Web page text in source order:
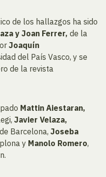
de los hallazgos ha sido
y Joan Ferrer, de la
Joaquín
del País Vasco, y se
de la revista
Mattin Aiestaran,
Javier Velaza,
Barcelona, Joseba
y Manolo Romero,